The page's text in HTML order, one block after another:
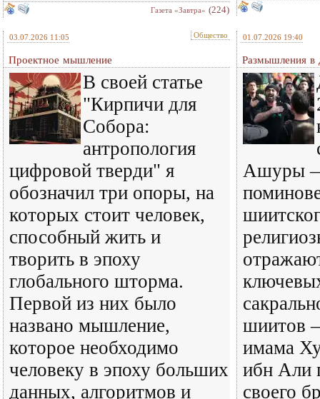
Газета «Завтра» (224)
03.07.2026 11:05 Общество
Проектное мышление
В своей статье
"Кирпичи для
Собора:
антропология
цифровой тверди" я
обозначил три опоры, на
которых стоит человек,
способный жить и
творить в эпоху
глобального шторма.
Первой из них было
названо мышление,
которое необходимо
человеку в эпоху больших
данных, алгоритмов и
01.07.2026 19:40
Размышления в
Ашуры —
шиитов
имама
ибн Али
своего